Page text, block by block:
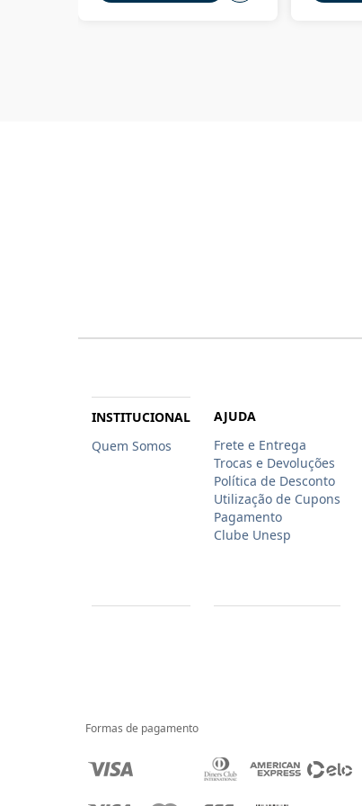
INSTITUCIONAL
Quem Somos
AJUDA
Frete e Entrega
Trocas e Devoluções
Política de Desconto
Utilização de Cupons
Pagamento
Clube Unesp
Formas de pagamento